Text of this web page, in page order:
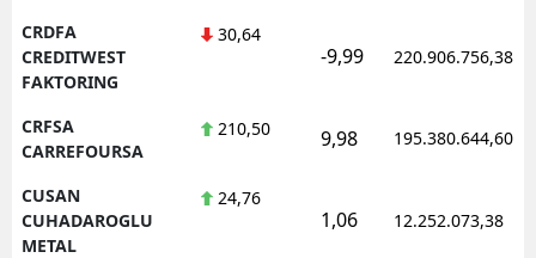
CRDFA
CREDITWEST
FAKTORING
30,64
-9,99 220.906.756,38
CRFSA
CARREFOURSA
210,50 9,98 195.380.644,60
CUSAN
CUHADAROGLU
METAL
24,76
1,06 12.252.073,38